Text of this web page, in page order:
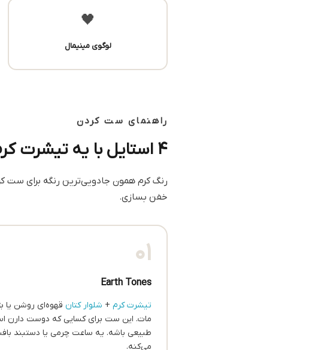
🖤
لوگوی مینیمال
راهنمای ست کردن
۴ استایل با یه تیشرت کرم
رنگ کرم همون جادویی‌ترین رنگه برای ست
خفن بسازی.
01
Earth Tones
تیشرت کرم + شلوار کتان قهوه‌ای روشن یا
مات. این ست برای کسایی که دوست دارن
طبیعی باشه. یه ساعت چرمی یا دستبند
می‌کنه.